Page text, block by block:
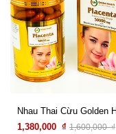
1,380,000 ₫ 1,600,000 ₫